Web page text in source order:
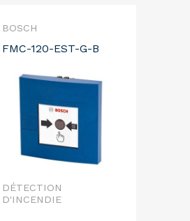
BOSCH
FMC-120-EST-G-B
DÉTECTION
D'INCENDIE